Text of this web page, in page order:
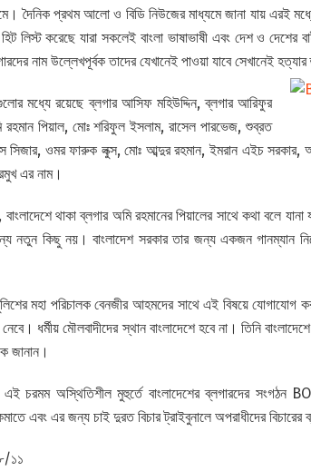
দৈনিক প্রথম আলো ও বিডি নিউজের মাধ্যমে জানা যায় এরই
লিস্ট করেছে যারা সকলেই বাংলা ভাষাভাষী এবং দেশ ও
নাম উল্লেখপূর্বক তাদের যেখানেই পাওয়া যাবে সেখানেই
মধ্যে রয়েছে ব্লগার আসিফ মহিউদ্দিন, ব্লগার আরিফুর
রহমান পিয়াল, মোঃ শরিফুল ইসলাম, রাসেল পারভেজ, শুব্রত
সিজার, ওমর ফারুক লুক্স, মোঃ আব্দুর রহমান, ইমরান এইচ সরকার,
এর নাম।
থাকা ব্লগার অমি রহমানের পিয়ালের সাথে কথা বলে
নতুন কিছু নয়। বাংলাদেশ সরকার তার জন্য একজন গানম্যান
মহা পরিচালক বেনজীর আহমদের সাথে এই বিষয়ে যোগাযোগ
ধর্মীয় মৌলবাদীদের স্থান বাংলাদেশে হবে না। তিনি
জানান।
এই চরমম অস্থিতিশীল মুহুর্তে বাংলাদেশের ব্লগারদের
এবং এর জন্য চাই দুরত বিচার ট্রাইবুনালে অপরাধীদের বিচারের
১১